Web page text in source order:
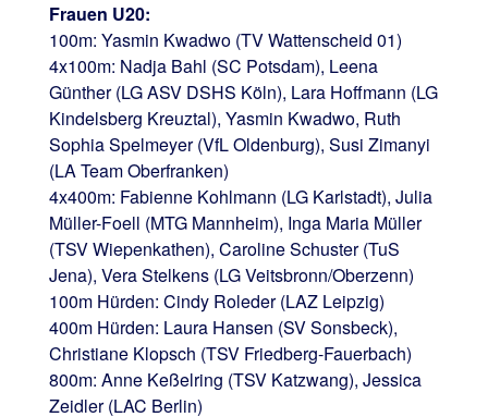
Frauen U20:
100m: Yasmin Kwadwo (TV Wattenscheid 01)
4x100m: Nadja Bahl (SC Potsdam), Leena
Günther (LG ASV DSHS Köln), Lara Hoffmann (LG
Kindelsberg Kreuztal), Yasmin Kwadwo, Ruth
Sophia Spelmeyer (VfL Oldenburg), Susi Zimanyi
(LA Team Oberfranken)
4x400m: Fabienne Kohlmann (LG Karlstadt), Julia
Müller-Foell (MTG Mannheim), Inga Maria Müller
(TSV Wiepenkathen), Caroline Schuster (TuS
Jena), Vera Stelkens (LG Veitsbronn/Oberzenn)
100m Hürden: Cindy Roleder (LAZ Leipzig)
400m Hürden: Laura Hansen (SV Sonsbeck),
Christiane Klopsch (TSV Friedberg-Fauerbach)
800m: Anne Keßelring (TSV Katzwang), Jessica
Zeidler (LAC Berlin)